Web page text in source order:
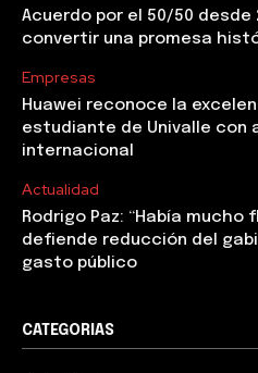
Acuerdo por el 50/50
convertir una promesa
Empresas
Huawei reconoce la
estudiante de Univalle
internacional
Actualidad
Rodrigo Paz: “Había
defiende reducción del
gasto público
CATEGORIAS